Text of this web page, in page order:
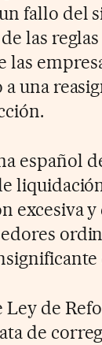
fallo del
las
una
español
excesiva
de
de